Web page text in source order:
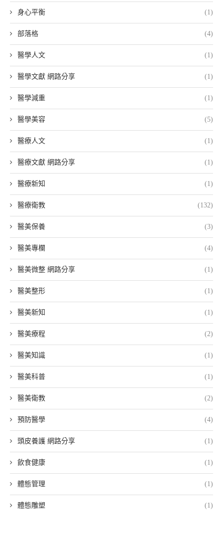
身心平衡 (1)
部落格 (4)
醫學人文 (1)
醫學文獻 網路分享 (1)
醫學減重 (1)
醫學美容 (5)
醫療人文 (1)
醫療文獻 網路分享 (1)
醫療新知 (1)
醫療衛教 (132)
醫美保養 (3)
醫美專欄 (4)
醫美微整 網路分享 (1)
醫美整形 (1)
醫美新知 (1)
醫美療程 (2)
醫美知識 (1)
醫美科普 (1)
醫美衛教 (2)
預防醫學 (4)
頭皮養護 網路分享 (1)
飲食健康 (1)
體態管理 (1)
體態雕塑 (1)